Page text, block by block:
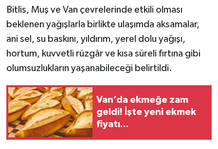
Bitlis, Muş ve Van çevrelerinde etkili olması
beklenen yağışlarla birlikte ulaşımda aksamalar,
ani sel, su baskını, yıldırım, yerel dolu yağışı,
hortum, kuvvetli rüzgâr ve kısa süreli fırtına gibi
olumsuzlukların yaşanabileceği belirtildi.
Van’da ekmeğe zam
geldi! İşte yeni ekmek
fiyatı...